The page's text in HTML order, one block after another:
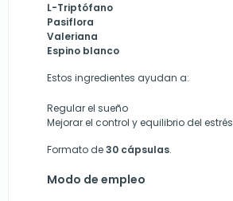
L-Triptófano
Pasiflora
Valeriana
Espino blanco
Estos ingredientes ayudan a:
Regular el sueño
Mejorar el control y equilibrio del estrés
Formato de30 cápsulas.
Modo de empleo